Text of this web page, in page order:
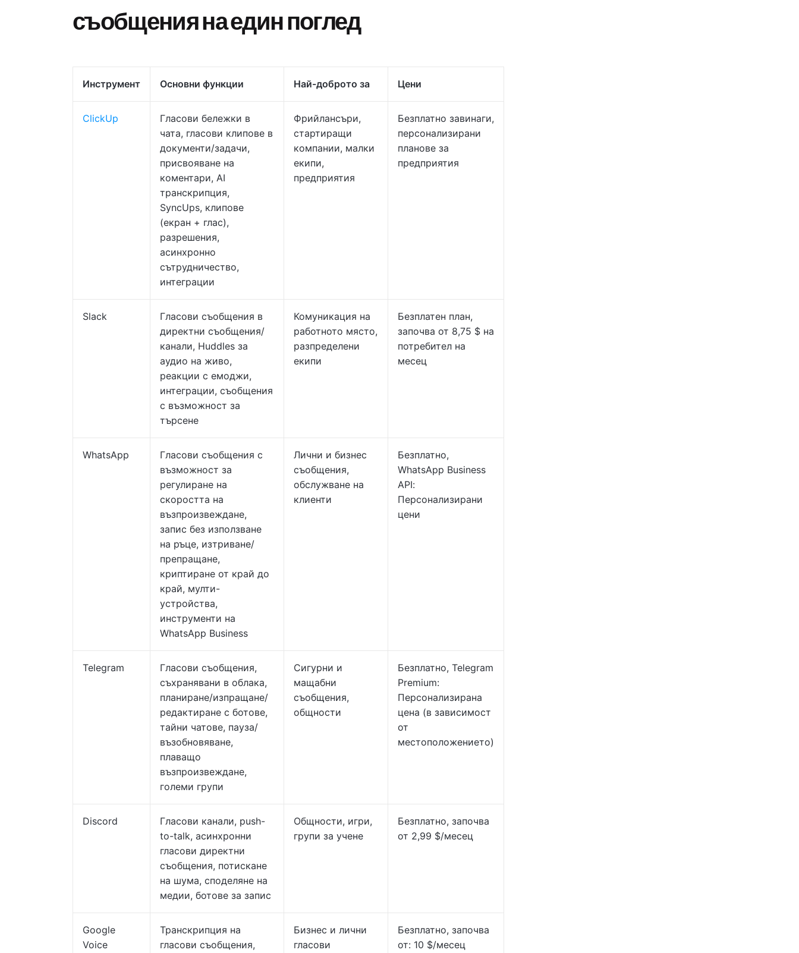
съобщения на един поглед
Инструмент Основни функции Най-доброто за Цени
ClickUp
Гласови бележки в
чата, гласови клипове в
документи/задачи,
присвояване на
коментари, AI
транскрипция,
SyncUps, клипове
(екран + глас),
разрешения,
асинхронно
сътрудничество,
интеграции
Фрийлансъри,
стартиращи
компании, малки
екипи,
предприятия
Безплатно завинаги,
персонализирани
планове за
предприятия
Slack
Гласови съобщения в
директни съобщения/
канали, Huddles за
аудио на живо,
реакции с емоджи,
интеграции, съобщения
с възможност за
търсене
Комуникация на
работното място,
разпределени
екипи
Безплатен план,
започва от 8,75 $ на
потребител на
месец
WhatsApp
Гласови съобщения с
възможност за
регулиране на
скоростта на
възпроизвеждане,
запис без използване
на ръце, изтриване/
препращане,
криптиране от край до
край, мулти-
устройства,
инструменти на
WhatsApp Business
Лични и бизнес
съобщения,
обслужване на
клиенти
Безплатно,
WhatsApp Business
API:
Персонализирани
цени
Telegram
Гласови съобщения,
съхранявани в облака,
планиране/изпращане/
редактиране с ботове,
тайни чатове, пауза/
възобновяване,
плаващо
възпроизвеждане,
големи групи
Сигурни и
мащабни
съобщения,
общности
Безплатно, Telegram
Premium:
Персонализирана
цена (в зависимост
от
местоположението)
Discord
Гласови канали, push-
to-talk, асинхронни
гласови директни
съобщения, потискане
на шума, споделяне на
медии, ботове за запис
Общности, игри,
групи за учене
Безплатно, започва
от 2,99 $/месец
Google
Voice
Транскрипция на
гласови съобщения,
Бизнес и лични
гласови
Безплатно, започва
от: 10 $/месец